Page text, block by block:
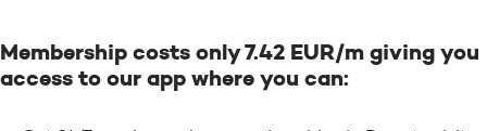
Membership costs only 7.42 EUR/m giving you
access to our app where you can: